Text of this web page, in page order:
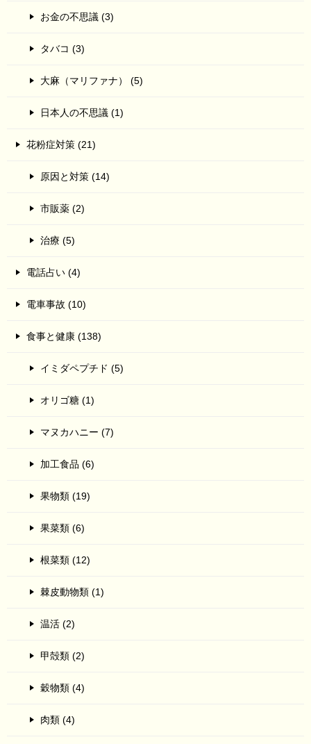
お金の不思議 (3)
タバコ (3)
大麻（マリファナ） (5)
日本人の不思議 (1)
花粉症対策 (21)
原因と対策 (14)
市販薬 (2)
治療 (5)
電話占い (4)
電車事故 (10)
食事と健康 (138)
イミダペプチド (5)
オリゴ糖 (1)
マヌカハニー (7)
加工食品 (6)
果物類 (19)
果菜類 (6)
根菜類 (12)
棘皮動物類 (1)
温活 (2)
甲殻類 (2)
穀物類 (4)
肉類 (4)